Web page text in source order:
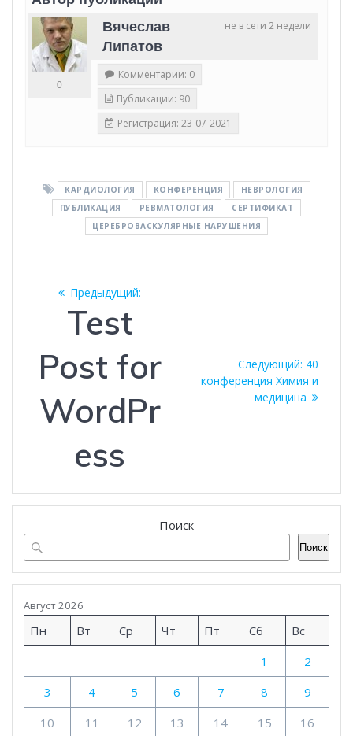
не в сети 2 недели
Вячеслав
Липатов
0
Комментарии: 0
Публикации: 90
Регистрация: 23-07-2021
КАРДИОЛОГИЯ КОНФЕРЕНЦИЯ
НЕВРОЛОГИЯ
ПУБЛИКАЦИЯ
РЕВМАТОЛОГИЯ
СЕРТИФИКАТ
ЦЕРЕБРОВАСКУЛЯРНЫЕ НАРУШЕНИЯ
Навигация
записям
Предыдущий:
Test
Post for
WordPr
ess
Следующий:
запись:
40
конференция Химия и
медицина
Поиск
Поиск
Август 2026
Пн Вт Ср Чт Пт Сб
Вс
1
2
3
4 5 6 7 8
9
10
11 12 13 14 15
16